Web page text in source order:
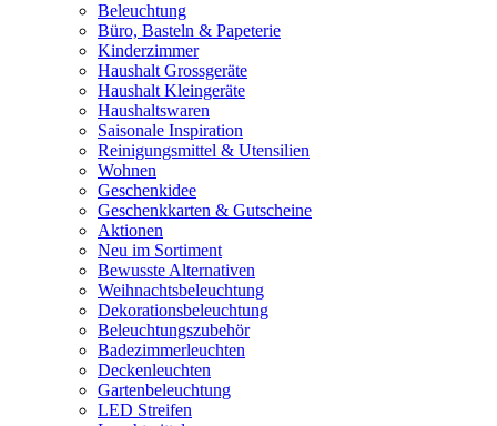
Beleuchtung
Büro, Basteln & Papeterie
Kinderzimmer
Haushalt Grossgeräte
Haushalt Kleingeräte
Haushaltswaren
Saisonale Inspiration
Reinigungsmittel & Utensilien
Wohnen
Geschenkidee
Geschenkkarten & Gutscheine
Aktionen
Neu im Sortiment
Bewusste Alternativen
Weihnachtsbeleuchtung
Dekorationsbeleuchtung
Beleuchtungszubehör
Badezimmerleuchten
Deckenleuchten
Gartenbeleuchtung
LED Streifen